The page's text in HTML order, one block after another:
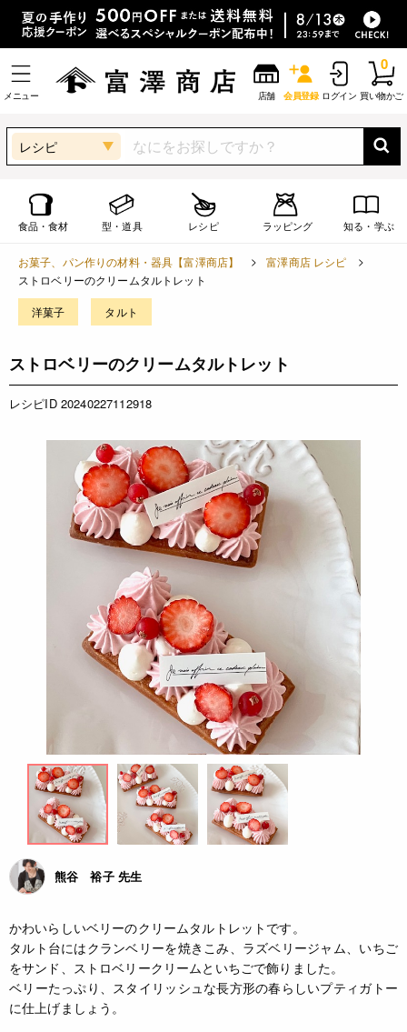
メニュー 店舗 会員登録 ログイン 買い物かご
0
レシピ
食品・食材 型・道具 レシピ ラッピング 知る・学ぶ
お菓子、パン作りの材料・器具【富澤商店】
富澤商店 レシピ
ストロベリーのクリームタルトレット
洋菓子 タルト
ストロベリーのクリームタルトレット
レシピID 20240227112918
熊谷 裕子 先生
かわいらしいベリーのクリームタルトレットです。
タルト台にはクランベリーを焼きこみ、ラズベリージャム、いちご
をサンド、ストロベリークリームといちごで飾りました。
ベリーたっぷり、スタイリッシュな長方形の春らしいプティガトー
に仕上げましょう。